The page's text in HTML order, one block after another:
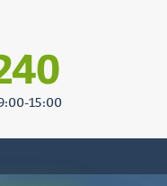
15:00